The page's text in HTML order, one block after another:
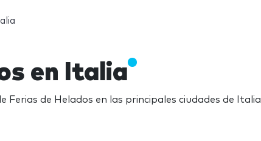
en Italia
Ferias de Helados en las principales ciudades de Italia